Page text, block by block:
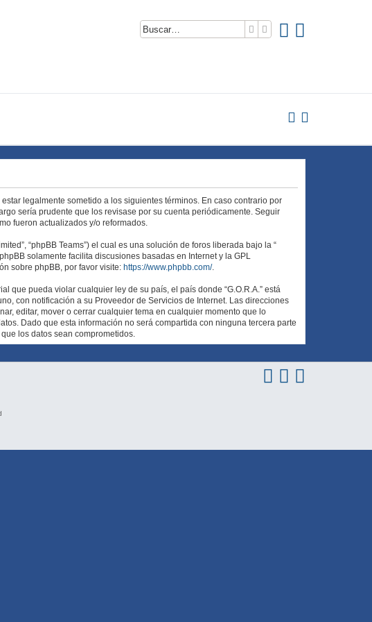
BuscarBúsqueda avanzada
estar legalmente sometido a los siguientes términos. En caso contrario por
sería prudente que los revisase por su cuenta periódicamente. Seguir
fueron actualizados y/o reformados.
“phpBB Teams”) el cual es una solución de foros liberada bajo la “
phpBB solamente facilita discusiones basadas en Internet y la GPL
sobre phpBB, por favor visite: https://www.phpbb.com/.
que pueda violar cualquier ley de su país, el país donde “G.O.R.A.” está
con notificación a su Proveedor de Servicios de Internet. Las direcciones
editar, mover o cerrar cualquier tema en cualquier momento que lo
Dado que esta información no será compartida con ninguna tercera parte
los datos sean comprometidos.